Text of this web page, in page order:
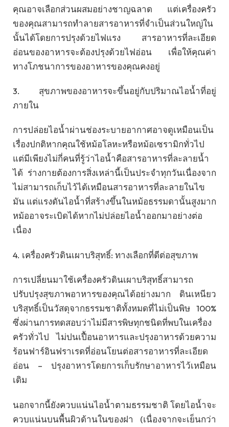
คุณอาจเลือกส่วนผสมอย่างชาญฉลาด แต่เครื่องครัว
ของคุณสามารถทำลายสารอาหารที่จำเป็นส่วนใหญ่ใน
นั้นได้โดยการปรุงด้วยไฟแรง สารอาหารที่ละเอียด
อ่อนของอาหารจะต้องปรุงด้วยไฟอ่อน เพื่อให้คุณค่า
ทางโภชนาการของอาหารของคุณคงอยู่
3. สุขภาพของอาหารจะขึ้นอยู่กับปริมาณไอน้ำที่อยู่
ภายใน
การปล่อยไอน้ำผ่านช่องระบายอากาศอาจดูเหมือนเป็น
เรื่องปกติหากคุณใช้หม้อโลหะหรือหม้อเซรามิกทั่วไป
แต่มีเพียงไม่กี่คนที่รู้ว่าไอน้ำคือสารอาหารที่ละลายน้ำ
ได้ ร่างกายต้องการสิ่งเหล่านี้เป็นประจำทุกวันเนื่องจาก
ไม่สามารถเก็บไว้ได้เหมือนสารอาหารที่ละลายในไข
มัน แต่แรงดันไอน้ำที่สร้างขึ้นในหม้อธรรมดานั้นสูงมาก
หม้ออาจระเบิดได้หากไม่ปล่อยไอน้ำออกมาอย่างต่อ
เนื่อง
4. เครื่องครัวดินเผาบริสุทธิ์: ทางเลือกที่ดีต่อสุขภาพ
การเปลี่ยนมาใช้เครื่องครัวดินเผาบริสุทธิ์สามารถ
ปรับปรุงสุขภาพอาหารของคุณได้อย่างมาก ดินเหนียว
บริสุทธิ์เป็นวัสดุจากธรรมชาติทั้งหมดที่ไม่เป็นพิษ 100%
ซึ่งผ่านการทดสอบว่าไม่มีสารพิษทุกชนิดที่พบในเครื่อง
ครัวทั่วไป ไม่ปนเปื้อนอาหารและปรุงอาหารด้วยความ
ร้อนฟาร์อินฟราเรดที่อ่อนโยนต่อสารอาหารที่ละเอียด
อ่อน – ปรุงอาหารโดยการเก็บรักษาอาหารไว้เหมือน
เดิม
นอกจากนี้ยังควบแน่นไอน้ำตามธรรมชาติ โดยไอน้ำจะ
ควบแน่นบนพื้นผิวด้านในของฝา (เนื่องจากจะเย็นกว่า